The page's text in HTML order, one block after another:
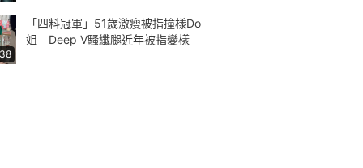
「四料冠軍」51歲激瘦被指撞樣Do
姐 Deep V騷纖腿近年被指變樣